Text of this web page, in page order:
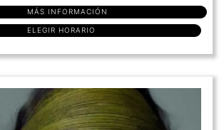
MÁS INFORMACIÓN
ELEGIR HORARIO